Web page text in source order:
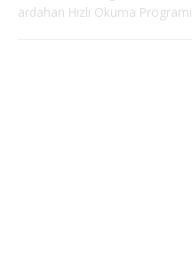
ardahan Hızlı Okuma Programı